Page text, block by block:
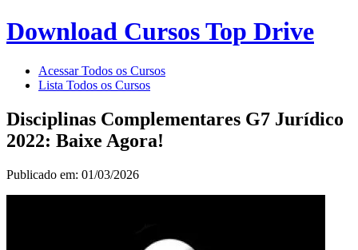
Download Cursos Top Drive
Acessar Todos os Cursos
Lista Todos os Cursos
Disciplinas Complementares G7 Jurídico
2022: Baixe Agora!
Publicado em: 01/03/2026